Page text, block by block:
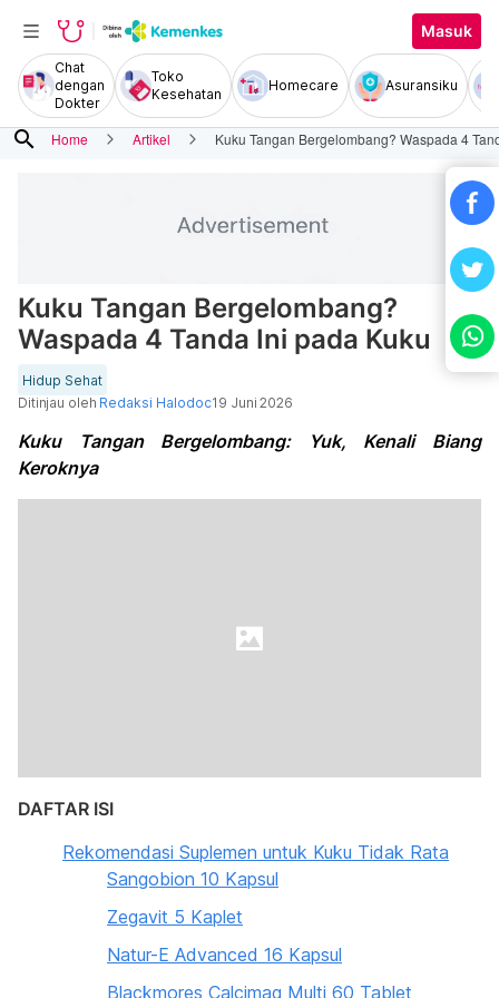
Masuk
Chat
dengan
Dokter
Toko
Kesehatan
Homecare Asuransiku
search Home Artikel Kuku Tangan Bergelombang? Waspada 4
Kuku Tangan Bergelombang?
Waspada 4 Tanda Ini pada Kuku
Hidup Sehat
Ditinjau oleh Redaksi Halodoc19 Juni 2026
Kuku Tangan Bergelombang: Yuk, Kenali Biang
Keroknya
DAFTAR ISI
Rekomendasi Suplemen untuk Kuku Tidak Rata
Sangobion 10 Kapsul
Zegavit 5 Kaplet
Natur-E Advanced 16 Kapsul
Blackmores Calcimag Multi 60 Tablet